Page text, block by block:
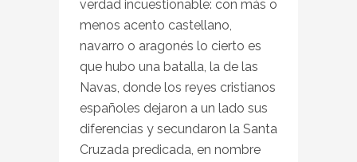
verdad incuestionable: con más o
menos acento castellano,
navarro o aragonés lo cierto es
que hubo una batalla, la de las
Navas, donde los reyes cristianos
españoles dejaron a un lado sus
diferencias y secundaron la Santa
Cruzada predicada, en nombre